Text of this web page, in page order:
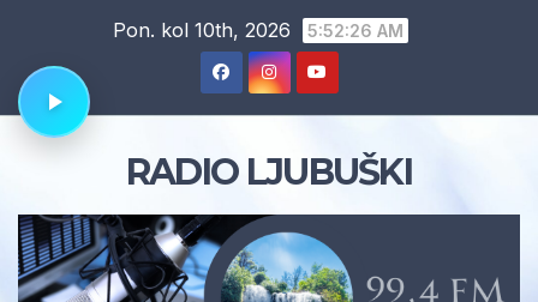
content
Pon. kol 10th, 2026 5:52:27 AM
RADIO LJUBUŠKI